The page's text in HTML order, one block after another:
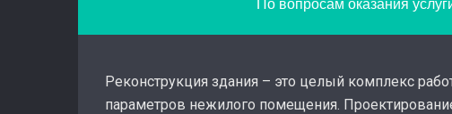
Реконструкция здания – это целый комплекс
параметров нежилого помещения.